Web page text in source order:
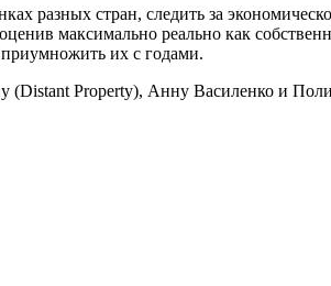
разных стран, следить за
максимально реально как
приумножить их с годами.
(Distant Property), Анну Василенко и